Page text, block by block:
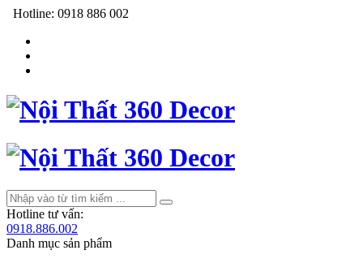
Hotline: 0918 886 002
Hotline tư vấn:
0918.886.002
Danh mục sản phẩm